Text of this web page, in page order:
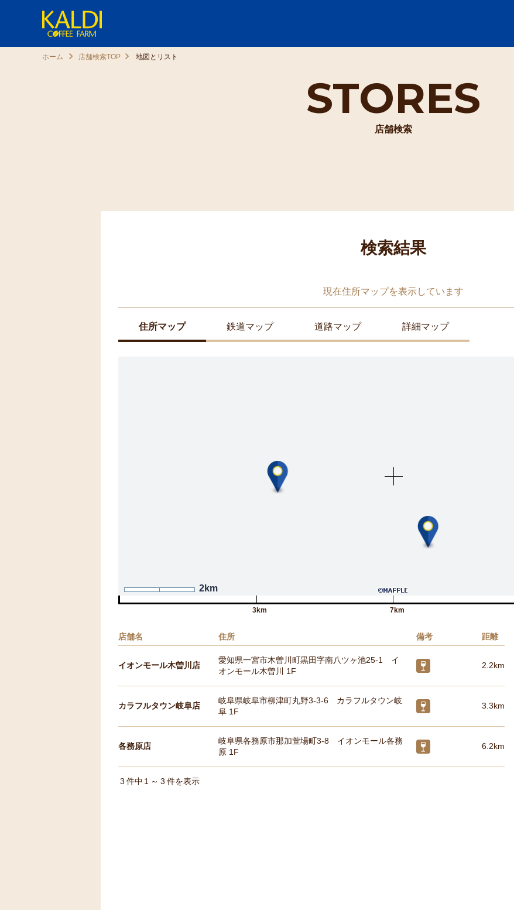
STORES
店舗検索
ホーム 店舗検索TOP 地図とリスト
検索結果
現在住所マップを表示しています
住所マップ 鉄道マップ 道路マップ 詳細マップ
2km
3km 7km
店舗名 住所 備考 距離
イオンモール木曽川店
愛知県一宮市木曽川町黒田字南八ツヶ池25-1 イ
オンモール木曽川 1F
2.2km
カラフルタウン岐阜店
岐阜県岐阜市柳津町丸野3-3-6 カラフルタウン岐
阜 1F
3.3km
各務原店
岐阜県各務原市那加萱場町3-8 イオンモール各務
原 1F
6.2km
3 件中 1 ～ 3 件を表示